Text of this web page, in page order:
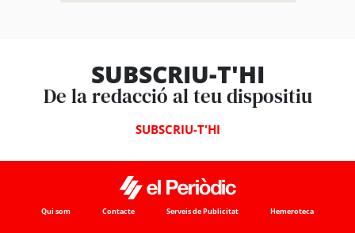
SUBSCRIU-T'HI
De la redacció al teu dispositiu
SUBSCRIU-T'HI
Qui som Contacte Serveis de Publicitat Hemeroteca